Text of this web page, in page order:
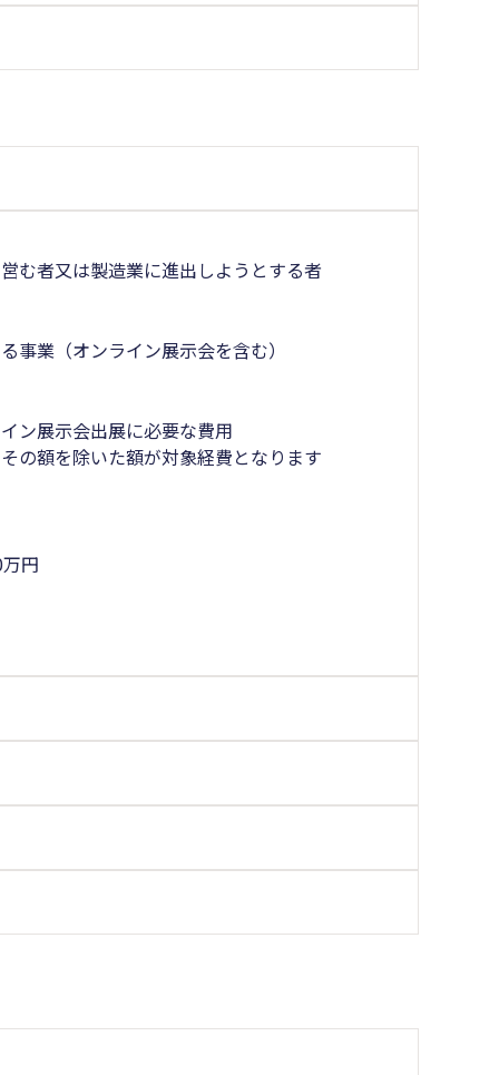
む者又は製造業に進出しようとする者
事業（オンライン展示会を含む）
ン展示会出展に必要な費用
の額を除いた額が対象経費となります
円